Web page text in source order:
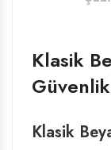
Klasik
Klasik